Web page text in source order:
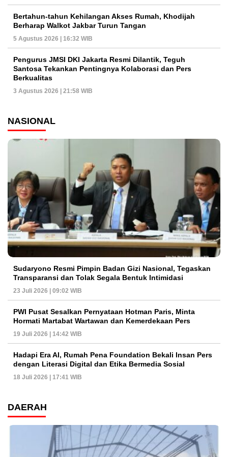
Bertahun-tahun Kehilangan Akses Rumah, Khodijah
Berharap Walkot Jakbar Turun Tangan
5 Agustus 2026 | 16:32 WIB
Pengurus JMSI DKI Jakarta Resmi Dilantik, Teguh
Santosa Tekankan Pentingnya Kolaborasi dan Pers
Berkualitas
3 Agustus 2026 | 21:58 WIB
NASIONAL
Sudaryono Resmi Pimpin Badan Gizi Nasional, Tegaskan
Transparansi dan Tolak Segala Bentuk Intimidasi
23 Juli 2026 | 09:02 WIB
PWI Pusat Sesalkan Pernyataan Hotman Paris, Minta
Hormati Martabat Wartawan dan Kemerdekaan Pers
19 Juli 2026 | 14:42 WIB
Hadapi Era AI, Rumah Pena Foundation Bekali Insan Pers
dengan Literasi Digital dan Etika Bermedia Sosial
18 Juli 2026 | 17:41 WIB
DAERAH